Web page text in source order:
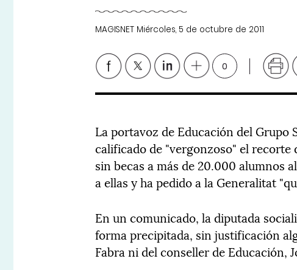
MAGISNET Miércoles, 5 de octubre de 2011
0
La portavoz de Educación del Grupo
calificado de "vergonzoso" el recorte
sin becas a más de 20.000 alumnos
a ellas y ha pedido a la Generalitat
En un comunicado, la diputada
forma precipitada, sin justificación
Fabra ni del conseller de Educación,